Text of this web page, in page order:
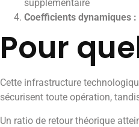
supplémentaire
Coefficients dynamiques :
Pour
Cette infrastructure
sécurisent toute opération,
Un ratio de retour théorique